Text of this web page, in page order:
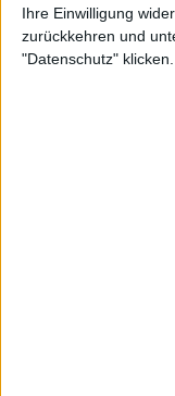
Ihre Einwilligung
zurückkehren und
"Datenschutz" klicken.